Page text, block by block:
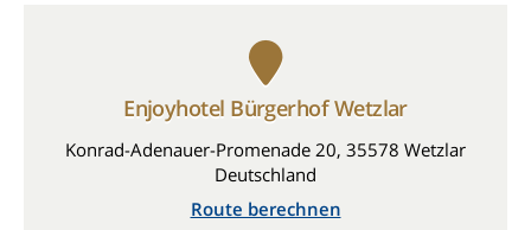
Enjoyhotel Bürgerhof Wetzlar
Konrad-Adenauer-Promenade 20, 35578 Wetzlar
Deutschland
Route berechnen